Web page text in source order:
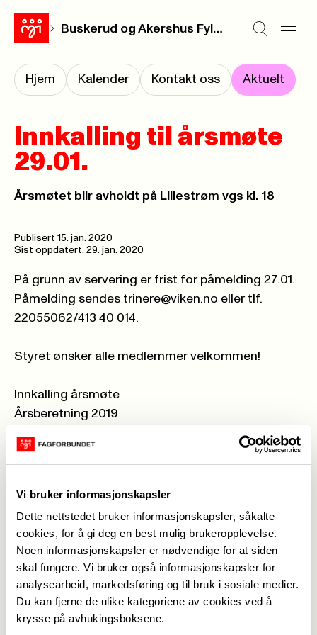
Vi bruker informasjonskapsler
Dette nettstedet bruker informasjonskapsler, såkalte
cookies, for å gi deg en best mulig brukeropplevelse.
Noen informasjonskapsler er nødvendige for at siden
skal fungere. Vi bruker også informasjonskapsler for
analysearbeid, markedsføring og til bruk i sosiale medier.
Du kan fjerne de ulike kategoriene av cookies ved å
krysse på avhukingsboksene.
Buskerud og Akershus Fylkesforening
Hjem Kalender Kontakt oss Aktuelt
Innkalling til årsmøte
29.01.
Årsmøtet blir avholdt på Lillestrøm vgs kl. 18
Publisert 15. jan. 2020
Sist oppdatert: 29. jan. 2020
På grunn av servering er frist for påmelding 27.01.
Påmelding sendes trinere@viken.no eller tlf.
22055062/413 40 014.
Styret ønsker alle medlemmer velkommen!
Innkalling årsmøte
Årsberetning 2019
Handlingsplan 2020
Verveplan 2020
Bevilgning til barnebyen 2020
Bevilgning Dråpen i havet 2020
Bevilgning Norsk Folkehjelp 2020
Bevilgning Manifest 2020
Bevilgning kvinner på tvers 2020
Budsjett 252 2020